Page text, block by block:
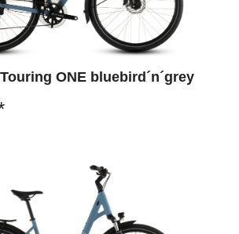
ONE bluebird´n´grey